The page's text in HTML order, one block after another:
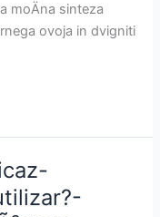
moÄna sinteza
ovoja in dvigniti